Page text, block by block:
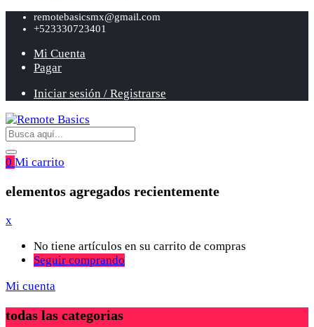
remotebasicsmx@gmail.com
+523330723401
Mi Cuenta
Pagar
Iniciar sesión / Registrarse
0 Mi carrito
elementos agregados recientemente
x
No tiene artículos en su carrito de compras
Seguir comprando
Mi cuenta
todas las categorias